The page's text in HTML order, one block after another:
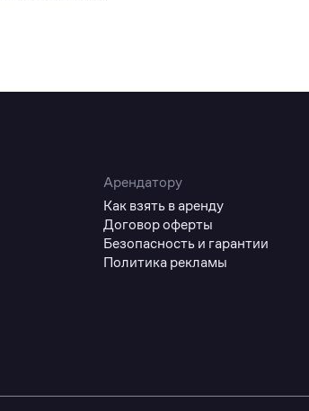
Арендатору
Как взять в аренду
Договор оферты
Безопасность и гарантии
Политика рекламы